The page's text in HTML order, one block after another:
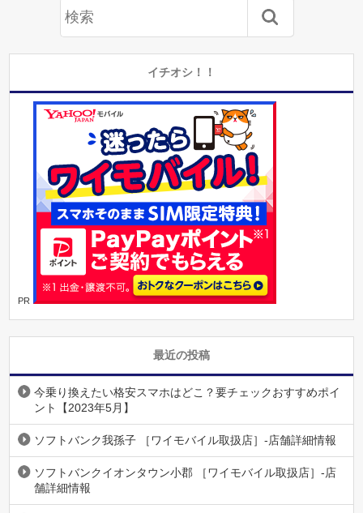
イチオシ！！
PR
最近の投稿
今乗り換えたい格安スマホはどこ？要チェックおすすめポイ
ント【2023年5月】
ソフトバンク我孫子 ［ワイモバイル取扱店］-店舗詳細情報
ソフトバンクイオンタウン小郡 ［ワイモバイル取扱店］-店
舗詳細情報